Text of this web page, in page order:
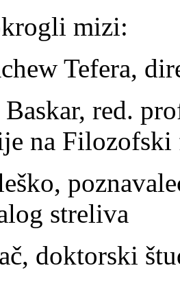
mizi:
Tefera,
red.
na
streliva
doktorski